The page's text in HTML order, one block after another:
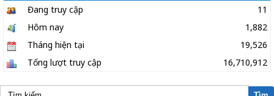
Đang truy cập
11
Hôm nay
1,882
Tháng hiện tại
19,526
Tổng lượt truy cập
16,710,912